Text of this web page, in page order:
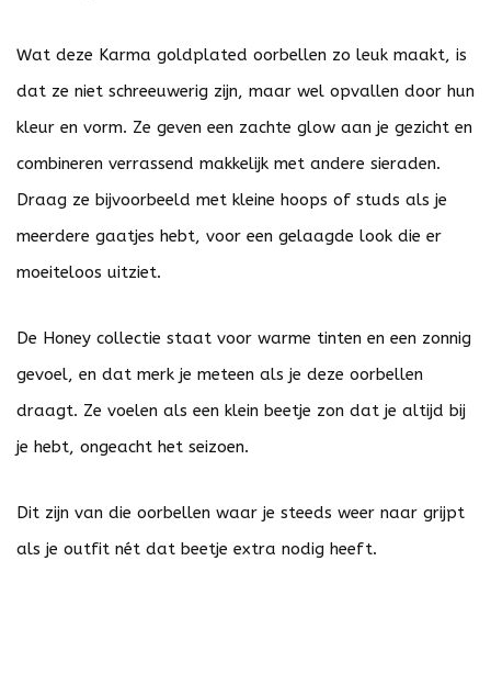
Wat deze Karma goldplated oorbellen zo leuk maakt, is
dat ze niet schreeuwerig zijn, maar wel opvallen door hun
kleur en vorm. Ze geven een zachte glow aan je gezicht en
combineren verrassend makkelijk met andere sieraden.
Draag ze bijvoorbeeld met kleine hoops of studs als je
meerdere gaatjes hebt, voor een gelaagde look die er
moeiteloos uitziet.
De Honey collectie staat voor warme tinten en een zonnig
gevoel, en dat merk je meteen als je deze oorbellen
draagt. Ze voelen als een klein beetje zon dat je altijd bij
je hebt, ongeacht het seizoen.
Dit zijn van die oorbellen waar je steeds weer naar grijpt
als je outfit nét dat beetje extra nodig heeft.